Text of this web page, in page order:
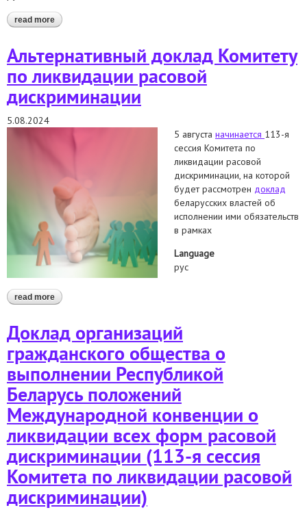
read more about расовая дискриминация в беларуси: заключительные
замечания cerd
Альтернативный доклад Комитету
по ликвидации расовой
дискриминации
5.08.2024
5 августа начинается 113-я
сессия Комитета по
ликвидации расовой
дискриминации, на которой
будет рассмотрен доклад
беларусских властей об
исполнении ими обязательств
в рамках
Language
рус
read more about альтернативный доклад комитету по ликвидации
расовой дискриминации
Доклад организаций
гражданского общества о
выполнении Республикой
Беларусь положений
Международной конвенции о
ликвидации всех форм расовой
дискриминации (113-я сессия
Комитета по ликвидации расовой
дискриминации)